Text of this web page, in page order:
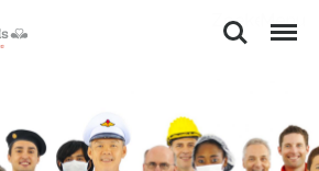
ZoekenMenu